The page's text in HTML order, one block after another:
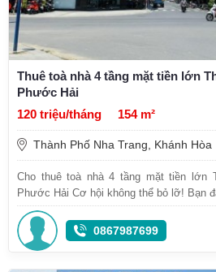
Thuê toà nhà 4 tầng mặt tiền lớn
Phước Hải
120 triệu/tháng
154 m²
Thành Phố Nha Trang, Khánh Hòa
Cho thuê toà nhà 4 tầng mặt tiền lớn
Phước Hải Cơ hội không thể bỏ lỡ! Bạn
0867987699